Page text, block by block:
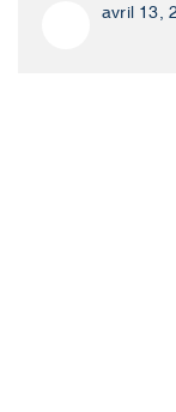
avril 13,